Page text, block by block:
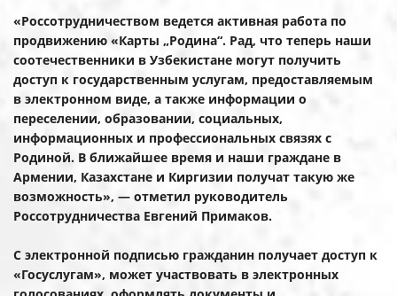
«Россотрудничеством ведется активная работа по
продвижению «Карты „Родина“. Рад, что теперь наши
соотечественники в Узбекистане могут получить
доступ к государственным услугам, предоставляемым
в электронном виде, а также информации о
переселении, образовании, социальных,
информационных и профессиональных связях с
Родиной. В ближайшее время и наши граждане в
Армении, Казахстане и Киргизии получат такую же
возможность», — отметил руководитель
Россотрудничества Евгений Примаков.
С электронной подписью гражданин получает доступ к
«Госуслугам», может участвовать в электронных